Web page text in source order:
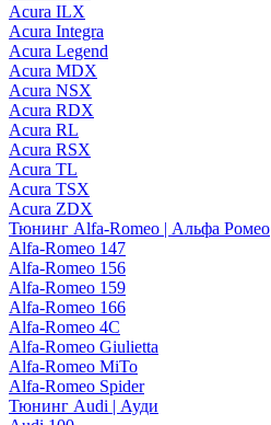
Acura ILX
Acura Integra
Acura Legend
Acura MDX
Acura NSX
Acura RDX
Acura RL
Acura RSX
Acura TL
Acura TSX
Acura ZDX
Тюнинг Alfa-Romeo | Альфа Ромео
Alfa-Romeo 147
Alfa-Romeo 156
Alfa-Romeo 159
Alfa-Romeo 166
Alfa-Romeo 4C
Alfa-Romeo Giulietta
Alfa-Romeo MiTo
Alfa-Romeo Spider
Тюнинг Audi | Ауди